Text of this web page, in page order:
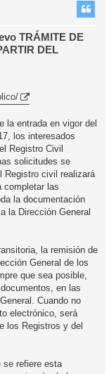
TRÁMITE DE
DEL
la entrada en vigor del
los interesados
Registro Civil
solicitudes se
Registro civil realizará
completar las
la documentación
la Dirección General
la remisión de
General de los
que sea posible,
en las
Cuando no
electrónico, será
los Registros y del
se refiere esta